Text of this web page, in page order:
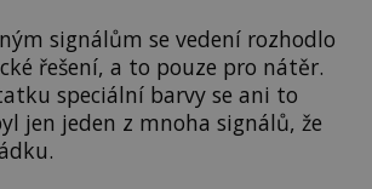
signálům se vedení rozhodlo
řešení, a to pouze pro nátěr.
speciální barvy se ani to
jen jeden z mnoha signálů, že